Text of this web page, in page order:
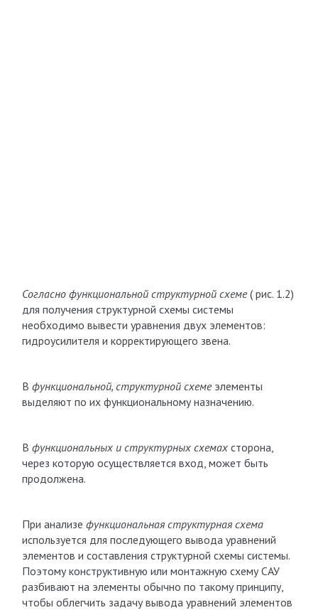
Согласно функциональной структурной схеме( рис. 1.2)
для получения структурной схемы системы
необходимо вывести уравнения двух элементов:
гидроусилителя и корректирующего звена.
В функциональной, структурной схемеэлементы
выделяют по их функциональному назначению.
В функциональных и структурных схемахсторона,
через которую осуществляется вход, может быть
продолжена.
При анализе функциональная структурная схема
используется для последующего вывода уравнений
элементов и составления структурной схемы системы.
Поэтому конструктивную или монтажную схему САУ
разбивают на элементы обычно по такому принципу,
чтобы облегчить задачу вывода уравнений элементов